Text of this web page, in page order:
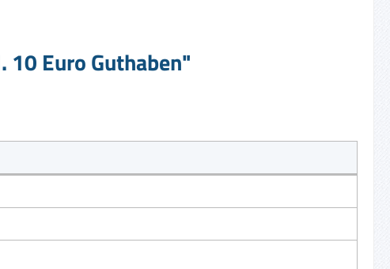
Euro Guthaben"